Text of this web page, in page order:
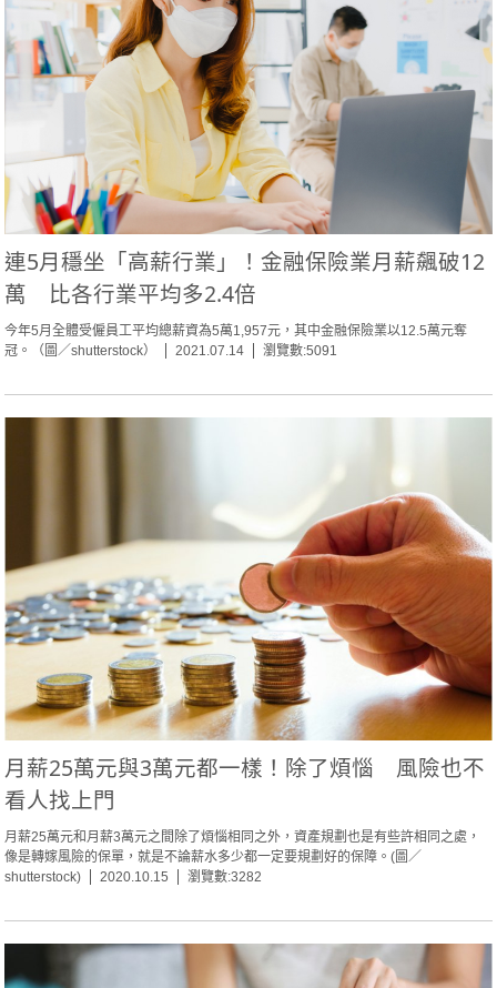
連5月穩坐「高薪行業」！金融保險業月薪飆破12
萬 比各行業平均多2.4倍
今年5月全體受僱員工平均總薪資為5萬1,957元，其中金融保險業以12.5萬元奪
冠。（圖／shutterstock）
2021.07.14 瀏覽數:5091
月薪25萬元與3萬元都一樣！除了煩惱 風險也不
看人找上門
月薪25萬元和月薪3萬元之間除了煩惱相同之外，資產規劃也是有些許相同之處，
像是轉嫁風險的保單，就是不論薪水多少都一定要規劃好的保障。(圖／
shutterstock)
2020.10.15 瀏覽數:3282